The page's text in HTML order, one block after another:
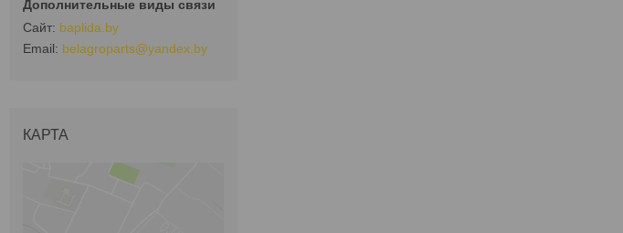
baplida.by
belagroparts@yandex.by
КАРТА